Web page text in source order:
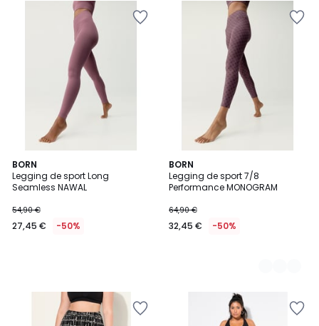
BORN
Legging de sport Long
Seamless NAWAL
54,90 €
27,45 € -50%
BORN
Legging de sport 7/8
Performance MONOGRAM
64,90 €
32,45 € -50%
2
Couleurs